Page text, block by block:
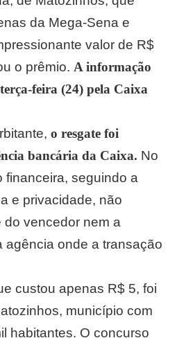
da Mega-Sena e
valor de R$
o prêmio. A informação
feira (24) pela Caixa
o resgate foi
bancária da Caixa. No
financeira, seguindo a
e privacidade, não
do vencedor nem a
agência onde a transação
custou apenas R$ 5, foi
município com
habitantes. O concurso